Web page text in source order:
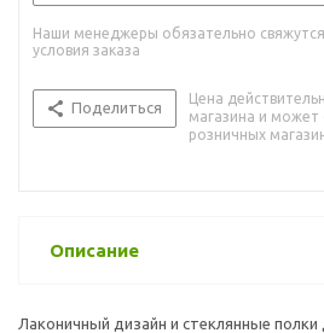
Наши менеджеры обязательно
условия заказа
Поделиться
Цена
магазина и может
розничных
Описание
Лаконичный дизайн и стеклянные